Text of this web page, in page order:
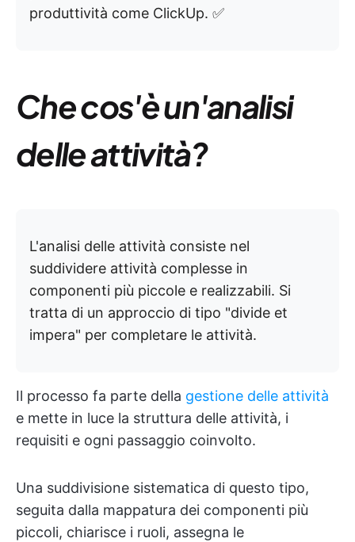
produttività come ClickUp. ✅
Che cos'è un'analisi
delle attività?
L'analisi delle attività consiste nel
suddividere attività complesse in
componenti più piccole e realizzabili. Si
tratta di un approccio di tipo "divide et
impera" per completare le attività.
Il processo fa parte della gestione delle attività
e mette in luce la struttura delle attività, i
requisiti e ogni passaggio coinvolto.
Una suddivisione sistematica di questo tipo,
seguita dalla mappatura dei componenti più
piccoli, chiarisce i ruoli, assegna le